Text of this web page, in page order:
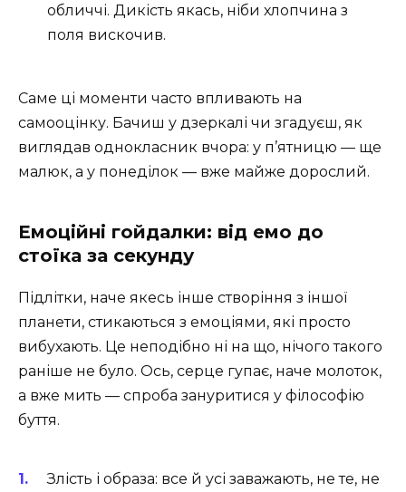
обличчі. Дикість якась, ніби хлопчина з
поля вискочив.
Саме ці моменти часто впливають на
самооцінку. Бачиш у дзеркалі чи згадуєш, як
виглядав однокласник вчора: у п’ятницю — ще
малюк, а у понеділок — вже майже дорослий.
Емоційні гойдалки: від емо до
стоїка за секунду
Підлітки, наче якесь інше створіння з іншої
планети, стикаються з емоціями, які просто
вибухають. Це неподібно ні на що, нічого такого
раніше не було. Ось, серце гупає, наче молоток,
а вже мить — спроба зануритися у філософію
буття.
Злість і образа: все й усі заважають, не те, не